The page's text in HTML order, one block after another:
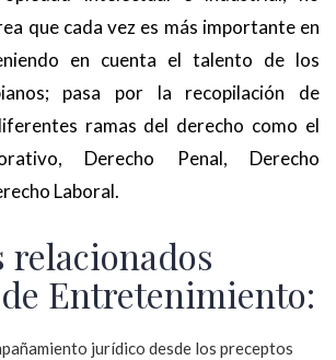
que cada vez es más importante en
en cuenta el talento de los
pasa por la recopilación de
ramas del derecho como el
Derecho Penal, Derecho
Laboral.
relacionados
Entretenimiento:
jurídico desde los preceptos